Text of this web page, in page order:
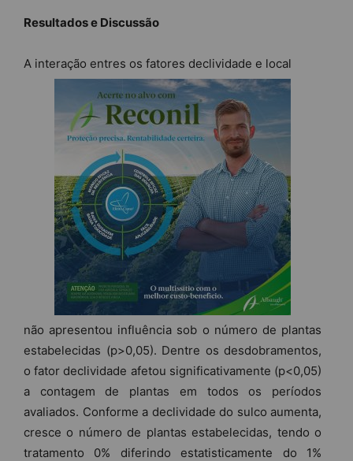
Resultados e Discussão
A interação entres os fatores declividade e local
não apresentou influência sob o número de plantas
estabelecidas (p>0,05). Dentre os desdobramentos,
o fator declividade afetou significativamente (p<0,05)
a contagem de plantas em todos os períodos
avaliados. Conforme a declividade do sulco aumenta,
cresce o número de plantas estabelecidas, tendo o
tratamento 0% diferindo estatisticamente do 1%